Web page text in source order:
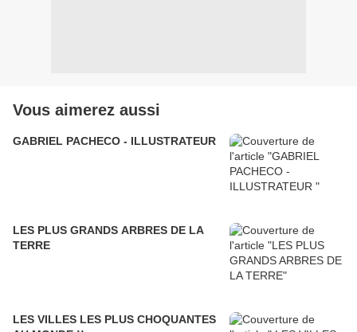
Vous aimerez aussi
GABRIEL PACHECO - ILLUSTRATEUR
LES PLUS GRANDS ARBRES DE LA
TERRE
LES VILLES LES PLUS CHOQUANTES